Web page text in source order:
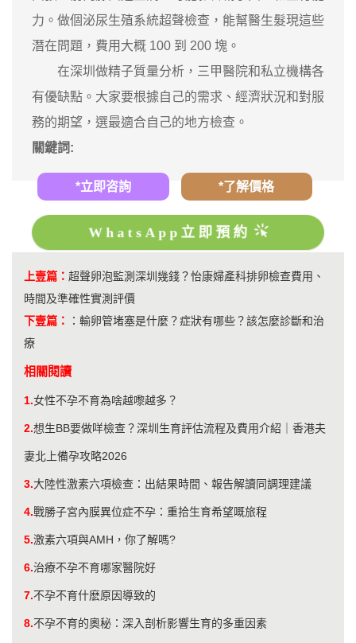
力。做個泌尿生殖系統超聲檢查，能幫醫生髮現這些
潛在問題，費用大概 100 到 200 塊。
在深圳做精子質量分析，三甲醫院和私立機構各
有優缺點。大家要根據自己的需求、經濟狀況和對服
務的期望，選最適合自己的地方檢查。
關鍵詞:
*立即咨詢 *了解價格
WhatsApp立即預約
上壹篇： 超聲卵泡監測深圳幾錢？怡康婦產科排卵檢查費用、
時間及準確性實測評價
下壹篇：
： 輸卵管堵塞是什麼？症狀有哪些？該怎麼診斷和治
療
相關閱讀
1.女性不孕不育為啥越嚟越多？
2.想生BB要做咩檢查？深圳生育評估流程及費用介紹｜香港夫
妻北上備孕攻略2026
3.大陸性激素六項檢查：出結果時間、報告解讀同調理建議
4.戰勝子宮內膜異位症不孕：重拾生育希望嘅旅程
5.激素六項與AMH，你了解嗎?
6.治療不孕不育哪家醫院好
7.不孕不育什麽原因導致的
8.不孕不育的奧秘：深入剖析影響生育的多重因素